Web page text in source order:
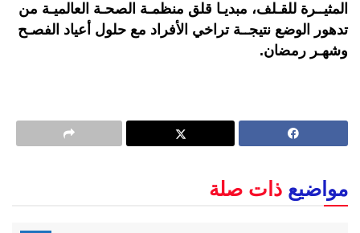
المثيــرة للقـلف، مبديـا قلق منظمـة الصحـة العالميـة من
تدهور الوضع نتيجــة تراخي الأفراد مع حلول أعياد الفصـح
وشهـر رمضان.
مواضيع ذات صلة